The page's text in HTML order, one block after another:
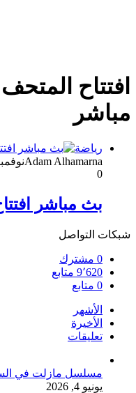
افتتاح
مباشر
رياضة
Adam Alhamarnaنوفمبر 1,
0
بث مباشر
شبكات التواصل
0 مشترك
9٬620 متابع
0 متابع
الأشهر
الأخيرة
تعليقات
مسلسل مازلت في السابعة
يونيو 4, 2026